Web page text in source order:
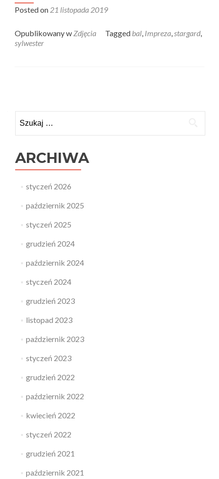
Posted on 21 listopada 2019
Opublikowany w Zdjęcia Tagged bal, Impreza,stargard,
sylwester
po
wpisach
ARCHIWA
styczeń 2026
październik 2025
styczeń 2025
grudzień 2024
październik 2024
styczeń 2024
grudzień 2023
listopad 2023
październik 2023
styczeń 2023
grudzień 2022
październik 2022
kwiecień 2022
styczeń 2022
grudzień 2021
październik 2021